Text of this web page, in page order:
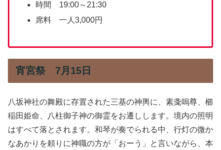
時間 19:00～21:30
席料 一人3,000円
宵宮祭 7月15日
八坂神社の舞殿に存置された三基の神輿に、素戔嗚尊、櫛
稲田姫命、八柱御子神の御霊をお遷しします。境内の照明
はすべて落とされます。和琴が奏でられる中、行灯の微か
なあかりを頼りに神職の方が「おーう」と言いながら、本